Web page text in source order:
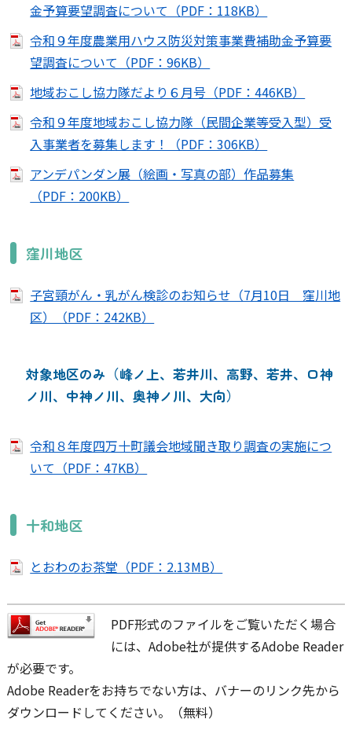
金予算要望調査について（PDF：118KB）
令和９年度農業用ハウス防災対策事業費補助金予算要
望調査について（PDF：96KB）
地域おこし協力隊だより６月号（PDF：446KB）
令和９年度地域おこし協力隊（民間企業等受入型）受
入事業者を募集します！（PDF：306KB）
アンデパンダン展（絵画・写真の部）作品募集
（PDF：200KB）
窪川地区
子宮頸がん・乳がん検診のお知らせ（7月10日 窪川地
区）（PDF：242KB）
対象地区のみ（峰ノ上、若井川、高野、若井、口神
ノ川、中神ノ川、奥神ノ川、大向）
令和８年度四万十町議会地域聞き取り調査の実施につ
いて（PDF：47KB）
十和地区
とおわのお茶堂（PDF：2.13MB）
PDF形式のファイルをご覧いただく場合
には、Adobe社が提供するAdobe Reader
が必要です。
Adobe Readerをお持ちでない方は、バナーのリンク先から
ダウンロードしてください。（無料）